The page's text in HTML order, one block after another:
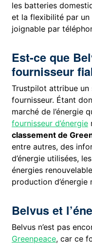
les batteries
et la flexibilité par
joignable par
Est-ce que
fournisseur
Trustpilot attribue un
fournisseur. Étant
marché de l’énergie
fournisseur d’énergie
classement de
entre autres, des
d’énergie utilisées,
énergies
production d’énergie
Belvus et
Belvus n’est pas
Greenpeace, car ce